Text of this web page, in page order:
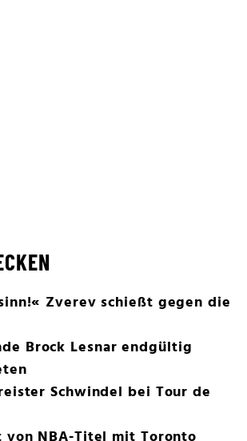
Zverev schießt gegen die
Brock Lesnar endgültig
Schwindel bei Tour de